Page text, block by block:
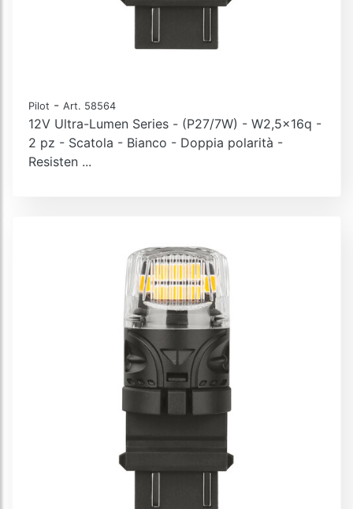
Pilot - Art. 58564
12V Ultra-Lumen Series - (P27/7W) - W2,5x16q -
2 pz - Scatola - Bianco - Doppia polarità -
Resisten ...